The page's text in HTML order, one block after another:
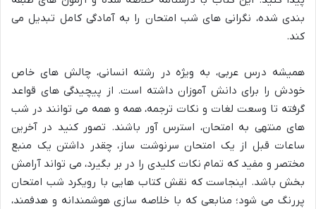
بندی شده، نگرانی های شب امتحان را به آمادگی کامل تبدیل می
کند.
همیشه درس عربی، به ویژه در رشته انسانی، چالش های خاص
خودش را برای دانش آموزان داشته است. از پیچیدگی های قواعد
گرفته تا وسعت لغات و نکات ترجمه، همه و همه می توانند در شب
های منتهی به امتحان، استرس آور باشند. تصور کنید در آخرین
ساعات قبل از یک امتحان سرنوشت ساز، چقدر داشتن یک منبع
مختصر و مفید که تمام نکات کلیدی را در بر بگیرد، می تواند آرامش
بخش باشد. اینجاست که نقش کتاب هایی با رویکرد شب امتحان
پررنگ می شود؛ منابعی که با خلاصه سازی هوشمندانه و هدفمند،